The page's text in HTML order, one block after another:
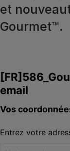
et
Gourmet™.
du